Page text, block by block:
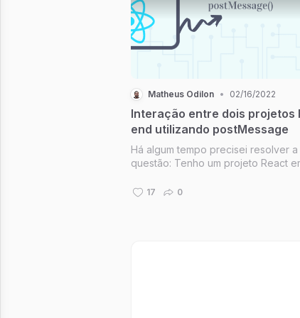
Matheus Odilon • 02/16/2022
Interação entre dois projetos
end utilizando postMessage
Há algum tempo precisei resolver
questão: Tenho um projeto React
com que o clique de um botão no
17 0